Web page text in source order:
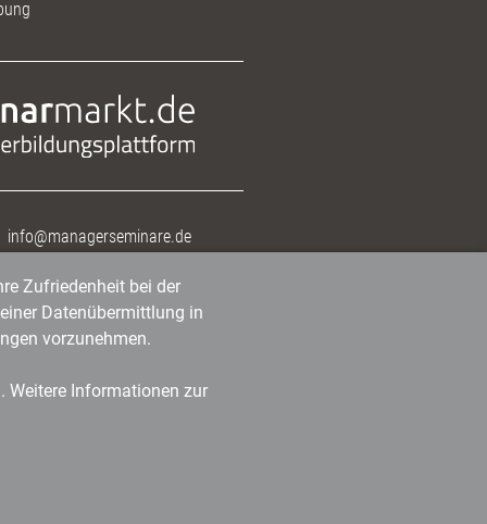
info@managerseminare.de
Zufriedenheit bei der
Datenübermittlung in
vorzunehmen.
Weitere Informationen zur